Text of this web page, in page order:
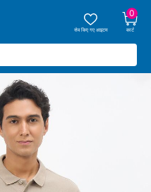
सेव किए गए आइटम
0
कार्ट